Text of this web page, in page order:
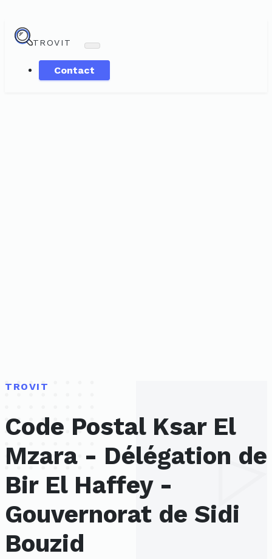
TROVIT
Contact
TROVIT
Code Postal Ksar El
Mzara - Délégation de
Bir El Haffey -
Gouvernorat de Sidi
Bouzid